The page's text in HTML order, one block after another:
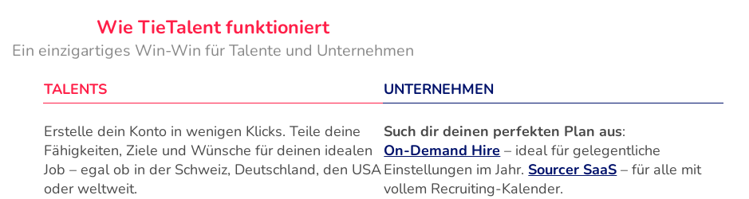
Wie TieTalent funktioniert
Ein einzigartiges Win-Win für Talente und Unternehmen
TALENTS UNTERNEHMEN
Erstelle dein Konto in wenigen Klicks. Teile deine
Fähigkeiten, Ziele und Wünsche für deinen idealen
Job – egal ob in der Schweiz, Deutschland, den USA
oder weltweit.
Such dir deinen perfekten Plan aus:
On-Demand Hire – ideal für gelegentliche
Einstellungen im Jahr. Sourcer SaaS – für alle mit
vollem Recruiting-Kalender.